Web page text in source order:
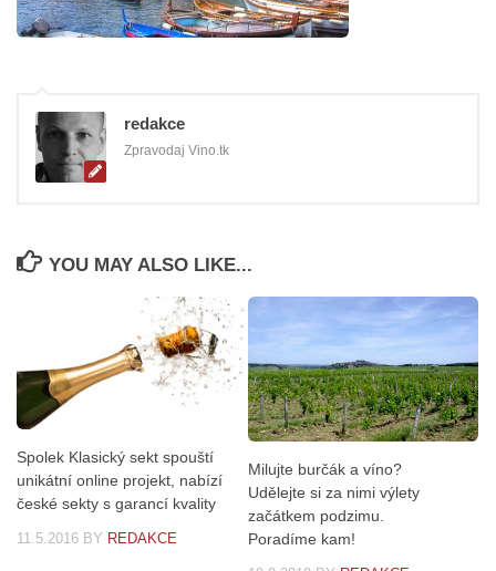
redakce
Zpravodaj Vino.tk
YOU MAY ALSO LIKE...
Spolek Klasický sekt spouští
unikátní online projekt, nabízí
české sekty s garancí kvality
11.5.2016 BY REDAKCE
Milujte burčák a víno?
Udělejte si za nimi výlety
začátkem podzimu.
Poradíme kam!